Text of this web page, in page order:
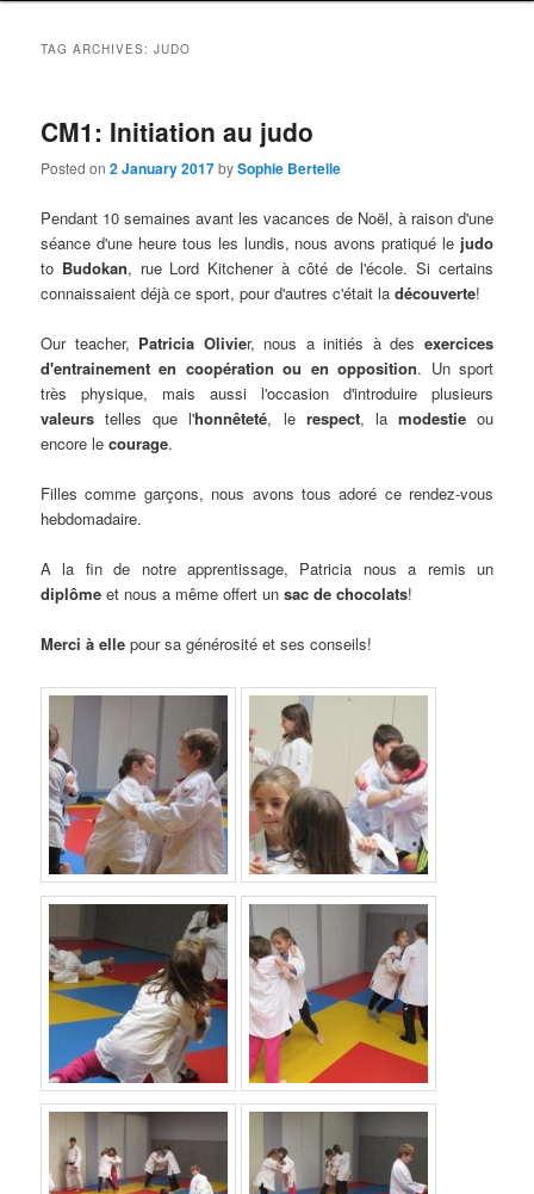
TAG ARCHIVES:JUDO
CM1: Initiation au judo
Posted on2 January 2017bySophie Bertelle
Pendant 10 semaines avant les vacances de Noël, à raison d'une
séance d'une heure tous les lundis, nous avons pratiqué le judo
to Budokan, rue Lord Kitchener à côté de l'école. Si certains
connaissaient déjà ce sport,pour d'autres c'était la découverte!
Our teacher, Patricia Olivier, nous a initiés à des exercices
d'entrainement en coopération ou en opposition. Un sport
très physique, mais aussi l'occasion d'introduire plusieurs
valeurs telles que l'honnêteté, lerespect, la modestieou
encore lecourage.
Filles comme garçons, nous avons tous adoré ce rendez-vous
hebdomadaire.
A la fin de notre apprentissage, Patricia nous a remis un
diplôme et nous a même offert unsac de chocolats!
Merci à elle pour sa générosité et ses conseils!